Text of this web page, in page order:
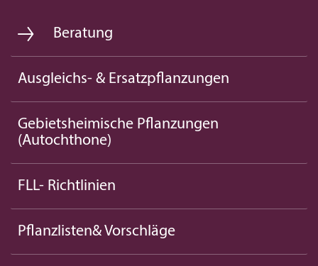
Beratung
Ausgleichs- & Ersatzpflanzungen
Gebietsheimische Pflanzungen
(Autochthone)
FLL- Richtlinien
Pflanzlisten& Vorschläge